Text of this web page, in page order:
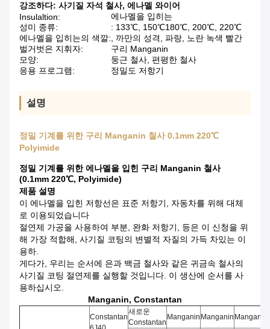
강조하다: 사기질 자석 철사, 에나멜 와이어
Insulaltion:
에나멜을 입히는
성미 종류:
: 133℃, 150℃180℃, 200℃, 220℃
에나멜을 입히는의 색깔:, 까만의 성격, 파랑, 노란 녹색 빨간
벌거벗은 지휘자:
구리 Manganin
모양:
둥근 철사, 편평한 철사
응용 프로그램:
정밀도 저항기
설명
정밀 기계를 위한 구리 Manganin 철사 0.1mm 220℃
Polyimide
정밀 기계를 위한 에나멜을 입힌 구리 Manganin 철사
(0.1mm 220℃, Polyimide)
제품 설명
이 에나멜을 입힌 저항선은 표준 저항기, 자동차를 위해 대체
로 이용되었습니다
절연제 가공을 사용하여 부분, 완화 저항기, 등은 이 신청을 위
해 가장 적합해, 사기질 코팅의 변별적 자질의 가득 차있는 이
용하.
게다가, 우리는 순서에 은과 백금 철사와 같은 귀금속 철사의
사기질 코팅 절연제를 실행할 것입니다. 이 생산에 순서를 사
용하십시오.
Manganin, Constantan
Constantan
새로운
Constantan
Manganin Manganin Manganin